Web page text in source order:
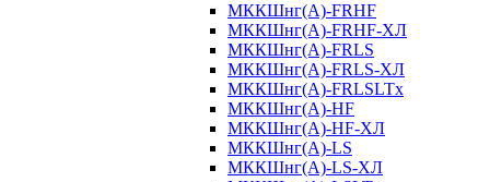
МККШнг(А)-FRHF
МККШнг(А)-FRHF-ХЛ
МККШнг(А)-FRLS
МККШнг(А)-FRLS-ХЛ
МККШнг(А)-FRLSLTx
МККШнг(А)-HF
МККШнг(А)-HF-ХЛ
МККШнг(А)-LS
МККШнг(А)-LS-ХЛ